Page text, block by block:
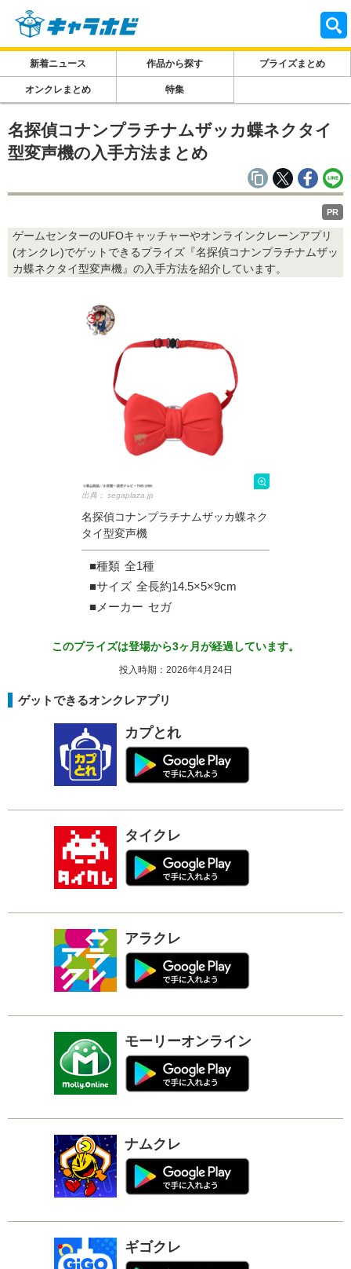
新着ニュース 作品から探す プライズまとめ
オンクレまとめ 特集
名探偵コナンプラチナムザッカ蝶ネクタイ
型変声機の入手方法まとめ
PR
ゲームセンターのUFOキャッチャーやオンラインクレーンアプリ
(オンクレ)でゲットできるプライズ『名探偵コナンプラチナムザッ
カ蝶ネクタイ型変声機』の入手方法を紹介しています。
出典： segaplaza.jp
名探偵コナンプラチナムザッカ蝶ネク
タイ型変声機
■種類 全1種
■サイズ 全長約14.5×5×9cm
■メーカー セガ
このプライズは登場から3ヶ月が経過しています。
投入時期：2026年4月24日
ゲットできるオンクレアプリ
カプとれ
タイクレ
アラクレ
モーリーオンライン
ナムクレ
ギゴクレ